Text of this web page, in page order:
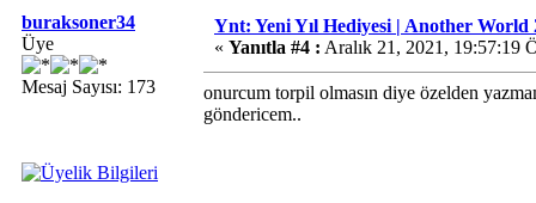
buraksoner34
Üye
Mesaj Sayısı: 173
Ynt: Yeni Yıl Hediyesi | Another World
« Yanıtla #4 : Aralık 21, 2021, 19:57:19
onurcum torpil olmasın diye özelden
göndericem..